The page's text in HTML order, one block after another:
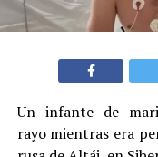
Un infante de
rayo mientras era